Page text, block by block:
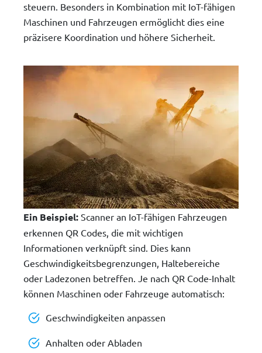
steuern. Besonders in Kombination mit IoT-fähigen
Maschinen und Fahrzeugen ermöglicht dies eine
präzisere Koordination und höhere Sicherheit.
Ein Beispiel: Scanner an IoT-fähigen Fahrzeugen
erkennen QR Codes, die mit wichtigen
Informationen verknüpft sind. Dies kann
Geschwindigkeitsbegrenzungen, Haltebereiche
oder Ladezonen betreffen. Je nach QR Code-Inhalt
können Maschinen oder Fahrzeuge automatisch:
Geschwindigkeiten anpassen
Anhalten oder Abladen